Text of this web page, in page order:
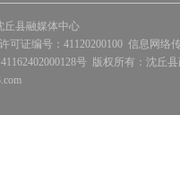
县融媒体中心
可证编号：41120200100 信息网络
号 版权所有：沈丘